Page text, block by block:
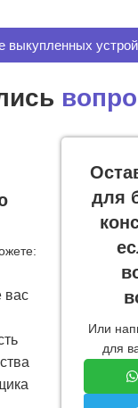
39.000р
9
выкупленных
вас
для
Или
для